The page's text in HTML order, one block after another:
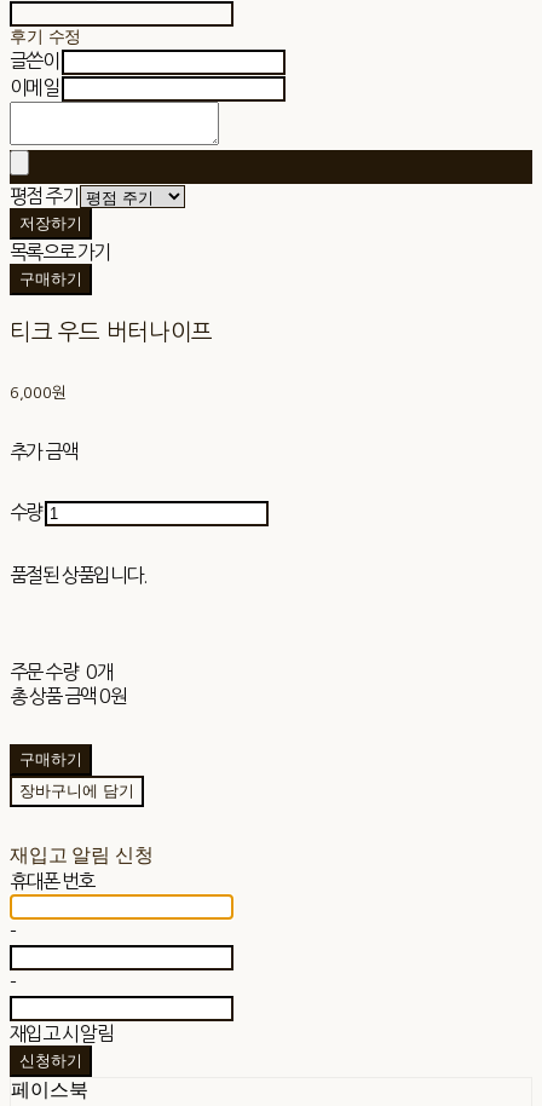
후기 수정
글쓴이
이메일
평점 주기
저장하기
목록으로 가기
구매하기
티크 우드 버터나이프
6,000원
추가 금액
수량
품절된 상품입니다.
주문 수량 0개
총 상품 금액 0원
구매하기
장바구니에 담기
재입고 알림 신청
휴대폰 번호
-
-
재입고 시 알림
신청하기
페이스북